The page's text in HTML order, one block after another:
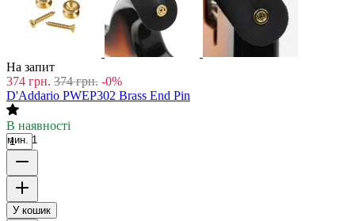
На запит
374 грн. 374 грн. -0%
D'Addario PWEP302 Brass End Pin
В наявності
мин. 1
У кошик